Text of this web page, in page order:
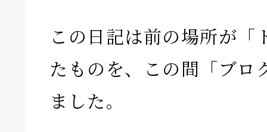
この日記は前の場所が「
たものを、この間「ブロ
ました。